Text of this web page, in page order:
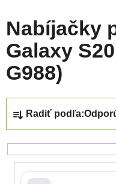
Nabíjačky
Galaxy
G988)
Radiť podľa: